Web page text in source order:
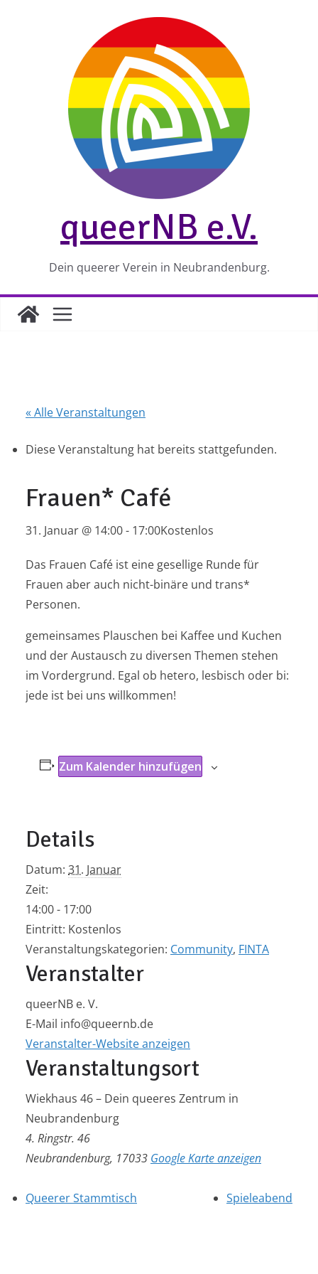
queerNB e.V.
Dein queerer Verein in Neubrandenburg.
« Alle Veranstaltungen
Diese Veranstaltung hat bereits stattgefunden.
Frauen* Café
31. Januar @ 14:00- 17:00Kostenlos
Das Frauen Café ist eine gesellige Runde für
Frauen aber auch nicht-binäre und trans*
Personen.
gemeinsames Plauschen bei Kaffee und Kuchen
und der Austausch zu diversen Themen stehen
im Vordergrund. Egal ob hetero, lesbisch oder bi:
jede ist bei uns willkommen!
Zum Kalender hinzufügen
Details
Datum: 31. Januar
Zeit:
14:00 - 17:00
Eintritt: Kostenlos
Veranstaltungskategorien: Community, FINTA
Veranstaltungsort
Wiekhaus 46 – Dein queeres Zentrum in
Neubrandenburg
4. Ringstr. 46
Neubrandenburg, 17033 Google Karte anzeigen
Veranstalter
queerNB e. V.
E-Mail info@queernb.de
Veranstalter-Website anzeigen
Queerer Stammtisch Spieleabend